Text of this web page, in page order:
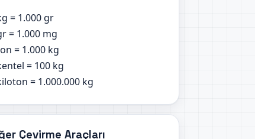
= 1.000 gr
= 1.000 mg
= 1.000 kg
= 100 kg
= 1.000.000 kg
Çevirme Araçları